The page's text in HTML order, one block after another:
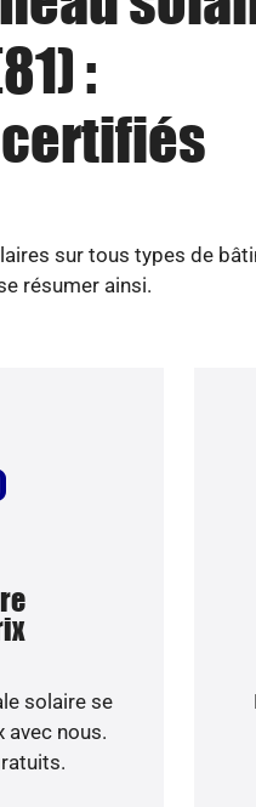
:
sur tous types de
résumer ainsi.
solaire se
avec nous.